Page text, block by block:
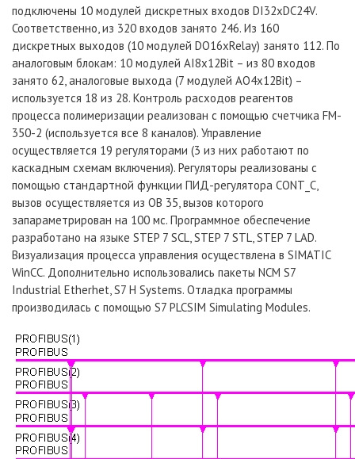
подключены 10 модулей дискретных входов DI32xDC24V.
Соответственно, из 320 входов занято 246. Из 160
дискретных выходов (10 модулей DO16xRelay) занято 112. По
аналоговым блокам: 10 модулей AI8x12Bit – из 80 входов
занято 62, аналоговые выхода (7 модулей AO4x12Bit) –
используется 18 из 28. Контроль расходов реагентов
процесса полимеризации реализован с помощью счетчика FM-
350-2 (используется все 8 каналов). Управление
осуществляется 19 регуляторами (3 из них работают по
каскадным схемам включения). Регуляторы реализованы с
помощью стандартной функции ПИД-регулятора CONT_C,
вызов осуществляется из OB 35, вызов которого
запараметрирован на 100 мс. Программное обеспечение
разработано на языке STEP 7 SCL, STEP 7 STL, STEP 7 LAD.
Визуализация процесса управления осуществлена в SIMATIC
WinCC. Дополнительно использовались пакеты NCM S7
Industrial Etherhet, S7 H Systems. Отладка программы
производилась с помощью S7 PLCSIM Simulating Modules.